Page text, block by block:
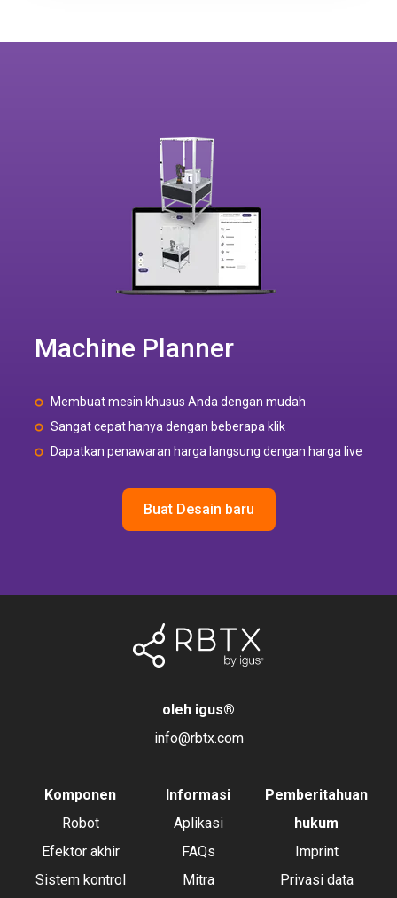
Machine Planner
Membuat mesin khusus Anda dengan mudah
Sangat cepat hanya dengan beberapa klik
Dapatkan penawaran harga langsung dengan harga live
Buat Desain baru
oleh igus®
info@rbtx.com
Komponen
Robot
Efektor akhir
Sistem kontrol
Informasi
Aplikasi
FAQs
Mitra
Pemberitahuan
hukum
Imprint
Privasi data